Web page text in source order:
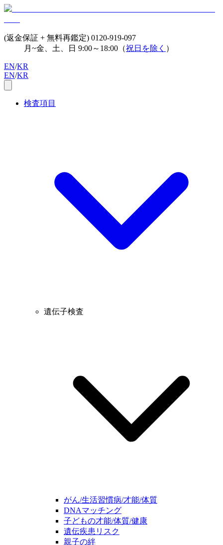
(返金保証 + 無料再鑑定) 0120-919-097
月~金、土、日 9:00～18:00（祝日を除く ）
EN/KR
EN/KR
検査項目
遺伝子検査
がん/生活習慣病/才能/体質
DNAマッチング
子どもの才能/体質/健康
遺伝疾患リスク
親子の絆